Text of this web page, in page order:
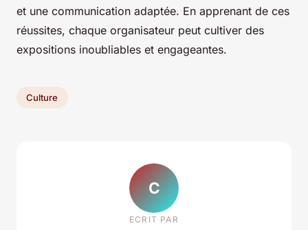
et une communication adaptée. En apprenant de ces
réussites, chaque organisateur peut cultiver des
expositions inoubliables et engageantes.
Culture
C
ECRIT PAR